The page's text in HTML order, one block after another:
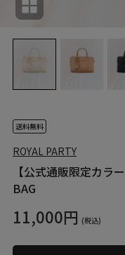
送料無料
ROYAL PARTY
【公式通販限定カラ
BAG
11,000円 (税込)